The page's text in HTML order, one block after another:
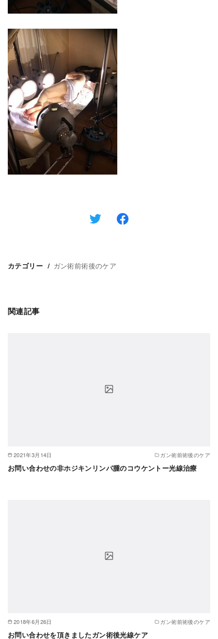
カテゴリー ガン術前術後のケア
関連記事
2021年3月14日 ガン術前術後のケア
お問い合わせの非ホジキンリンパ腫のコウケントー光線治療
2018年6月26日 ガン術前術後のケア
お問い合わせを頂きましたガン術後光線ケア